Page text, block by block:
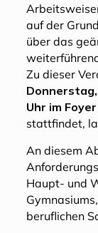
auf der
über das
Zu dieser
Uhr im
stattfindet,
An diesem
Haupt- und
beruflichen